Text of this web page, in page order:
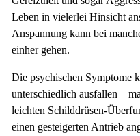
Leben in vielerlei Hinsicht
Anspannung kann bei
einher gehen.
Die psychischen Symptome
unterschiedlich ausfallen –
leichten Schilddrüsen-
einen gesteigerten Antrieb